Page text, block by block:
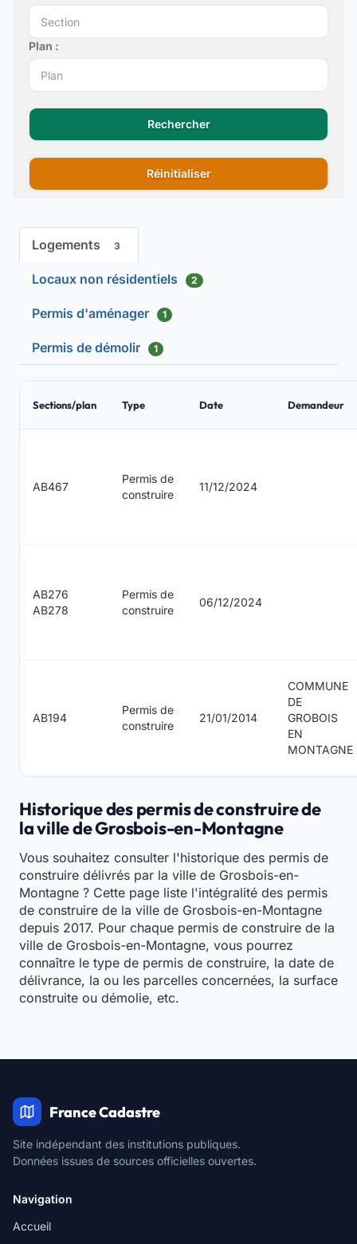
Plan :
Rechercher
Réinitialiser
Logements 3
Locaux non résidentiels 2
Permis d'aménager 1
Permis de démolir 1
Sections/plan Type Date Demandeur
AB467
Permis de
construire
11/12/2024
AB276
AB278
Permis de
construire
06/12/2024
AB194
Permis de
construire
21/01/2014
COMMUNE
DE
GROBOIS
EN
MONTAGNE
Historique des permis de construire de
la ville de Grosbois-en-Montagne
Vous souhaitez consulter l'historique des permis de
construire délivrés par la ville de Grosbois-en-
Montagne ? Cette page liste l'intégralité des permis
de construire de la ville de Grosbois-en-Montagne
depuis 2017. Pour chaque permis de construire de la
ville de Grosbois-en-Montagne, vous pourrez
connaître le type de permis de construire, la date de
délivrance, la ou les parcelles concernées, la surface
construite ou démolie, etc.
France Cadastre
Site indépendant des institutions publiques.
Données issues de sources officielles ouvertes.
Navigation
Accueil